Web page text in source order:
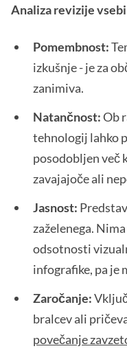
Analiza revizije
Pomembnost:
izkušnje - je za
zanimiva.
Natančnost:Ob
tehnologij lahko
posodobljen več
zavajajoče ali
Jasnost:
zaželenega.
odsotnosti
infografike, pa je
Zaročanje:
bralcev ali
povečanje